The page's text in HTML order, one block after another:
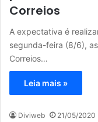
Correios
A expectativa é
segunda-feira (8/6),
Correios…
Leia mais »
Diviweb 21/05/2020